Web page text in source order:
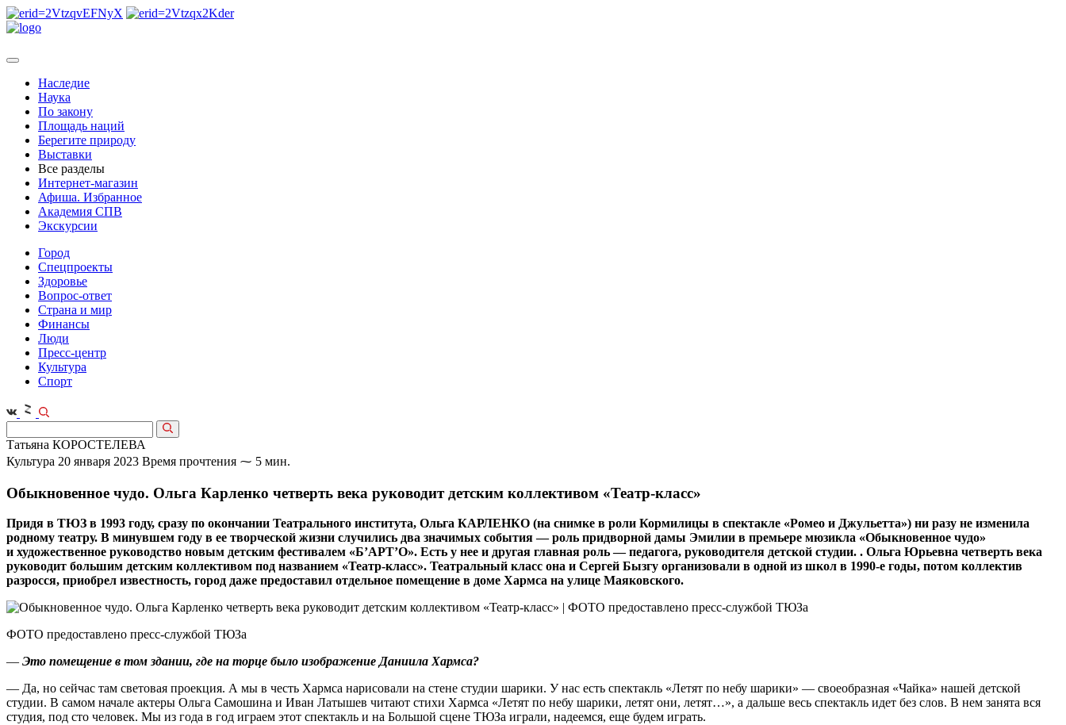
Наследие
Наука
По закону
Площадь наций
Берегите природу
Выставки
Все разделы
Интернет-магазин
Афиша. Избранное
Академия СПВ
Экскурсии
Город
Спецпроекты
Здоровье
Вопрос-ответ
Страна и мир
Финансы
Люди
Пресс-центр
Культура
Спорт
Татьяна КОРОСТЕЛЕВА
Культура 20 января 2023 Время прочтения ⁓ 5 мин.
Обыкновенное чудо. Ольга Карленко четверть века руководит детским коллективом «Театр-класс»
Придя в ТЮЗ в 1993 году, сразу по окончании Театрального института, Ольга КАРЛЕНКО (на снимке в роли Кормилицы в спектакле «Ромео и Джульетта») ни разу не изменила
родному театру. В минувшем году в ее творческой жизни случились два значимых события — роль придворной дамы Эмилии в премьере мюзикла «Обыкновенное чудо»
и художественное руководство новым детским фестивалем «Б’АРТ’О». Есть у нее и другая главная роль — педагога, руководителя детской студии. . Ольга Юрьевна четверть века
руководит большим детским коллективом под названием «Театр-класс». Театральный класс она и Сергей Бызгу организовали в одной из школ в 1990‑е годы, потом коллектив
разросся, приобрел известность, город даже предоставил отдельное помещение в доме Хармса на улице Маяковского.
ФОТО предоставлено пресс-службой ТЮЗа
— Это помещение в том здании, где на торце было изображение Даниила Хармса?
— Да, но сейчас там световая проекция. А мы в честь Хармса нарисовали на стене студии шарики. У нас есть спектакль «Летят по небу шарики» — своеобразная «Чайка» нашей детской
студии. В самом начале актеры Ольга Самошина и Иван Латышев читают стихи Хармса «Летят по небу шарики, летят они, летят…», а дальше весь спектакль идет без слов. В нем занята вся
студия, под сто человек. Мы из года в год играем этот спектакль и на Большой сцене ТЮЗа играли, надеемся, еще будем играть.